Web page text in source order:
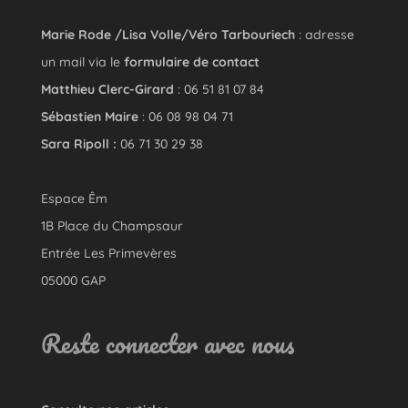
Marie Rode /Lisa Volle/Véro Tarbouriech: adresse
un mail via le formulaire de contact
Matthieu Clerc-Girard : 06 51 81 07 84
Sébastien Maire: 06 08 98 04 71
Sara Ripoll : 06 71 30 29 38
Espace Êm
1B Place du Champsaur
Entrée Les Primevères
05000 GAP
Reste connecter avec nous